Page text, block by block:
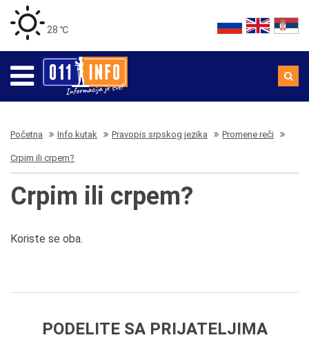
28 ℃
Početna Info kutak Pravopis srpskog jezika Promene reči
Crpim ili crpem?
Crpim ili crpem?
Koriste se oba.
PODELITE SA PRIJATELJIMA